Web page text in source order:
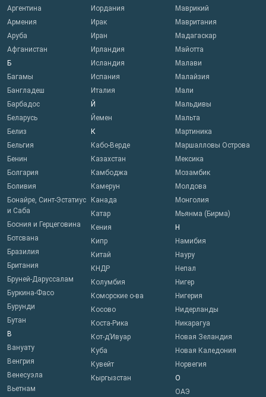
Аргентина
Армения
Аруба
Афганистан
Б
Багамы
Бангладеш
Барбадос
Беларусь
Белиз
Бельгия
Бенин
Болгария
Боливия
Бонайре, Синт-Эстатиус
и Саба
Босния и Герцеговина
Ботсвана
Бразилия
Британия
Бруней-Даруссалам
Буркина-Фасо
Бурунди
Бутан
В
Вануату
Венгрия
Венесуэла
Вьетнам
Иордания
Ирак
Иран
Ирландия
Исландия
Испания
Италия
Й
Йемен
К
Кабо-Верде
Казахстан
Камбоджа
Камерун
Канада
Катар
Кения
Кипр
Китай
КНДР
Колумбия
Коморские о-ва
Косово
Коста-Рика
Кот-д’Ивуар
Куба
Кувейт
Кыргызстан
Маврикий
Мавритания
Мадагаскар
Майотта
Малави
Малайзия
Мали
Мальдивы
Мальта
Мартиника
Маршалловы Острова
Мексика
Мозамбик
Молдова
Монголия
Мьянма (Бирма)
Н
Намибия
Науру
Непал
Нигер
Нигерия
Нидерланды
Никарагуа
Новая Зеландия
Новая Каледония
Норвегия
О
ОАЭ